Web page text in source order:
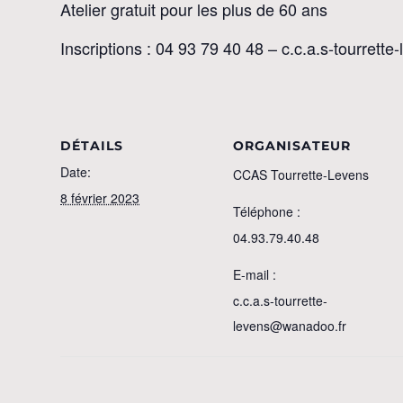
Atelier gratuit pour les plus de 60 ans
Inscriptions : 04 93 79 40 48 – c.c.a.s-
DÉTAILS
Date:
8 février 2023
ORGANISATEUR
CCAS Tourrette-Levens
Téléphone :
04.93.79.40.48
E-mail :
c.c.a.s-tourrette-
levens@wanadoo.fr